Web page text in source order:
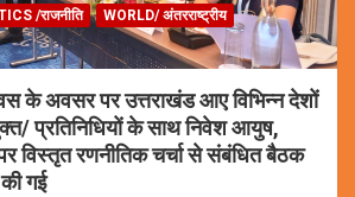
/राजनीति
WORLD/ अंतरराष्ट्रीय
के अवसर पर उत्तराखंड आए विभिन्न देशों
प्रतिनिधियों के साथ निवेश आयुष,
विस्तृत रणनीतिक चर्चा से संबंधित बैठक
गई